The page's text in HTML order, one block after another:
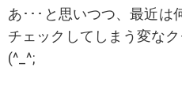
あ･･･と思いつつ、最近は
チェックしてしまう変な
(^_^;